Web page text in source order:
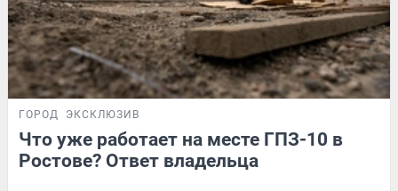
ГОРОД ЭКСКЛЮЗИВ
Что уже работает на месте ГПЗ-10 в
Ростове? Ответ владельца